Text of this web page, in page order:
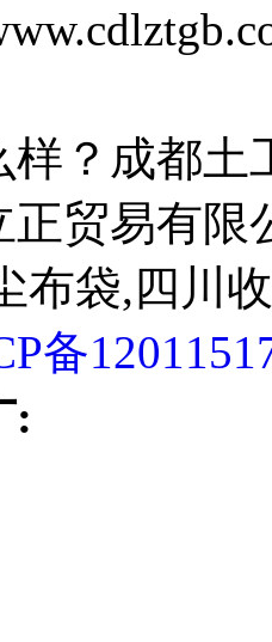
样？成都
正贸易有
布袋,四川
备
: